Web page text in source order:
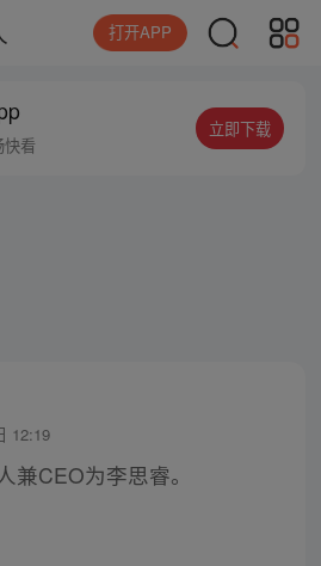
打开APP
快看
立即下载
12:19
兼CEO为李思睿。